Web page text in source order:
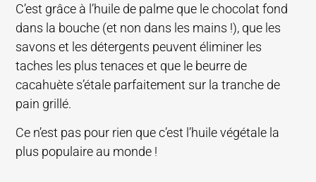
C’est grâce à l’huile de palme que le chocolat fond
dans la bouche (et non dans les mains !), que les
savons et les détergents peuvent éliminer les
taches les plus tenaces et que le beurre de
cacahuète s’étale parfaitement sur la tranche de
pain grillé.
Ce n’est pas pour rien que c’est l’huile végétale la
plus populaire au monde !